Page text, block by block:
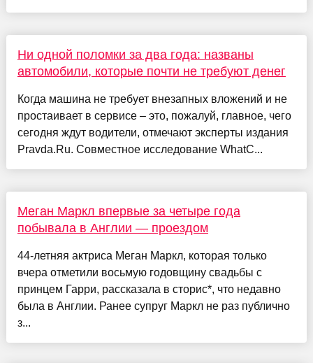
Ни одной поломки за два года: названы
автомобили, которые почти не требуют денег
Когда машина не требует внезапных вложений и не
простаивает в сервисе – это, пожалуй, главное, чего
сегодня ждут водители, отмечают эксперты издания
Pravda.Ru. Совместное исследование WhatC...
Меган Маркл впервые за четыре года
побывала в Англии — проездом
44-летняя актриса Меган Маркл, которая только
вчера отметили восьмую годовщину свадьбы с
принцем Гарри, рассказала в сторис*, что недавно
была в Англии. Ранее супруг Маркл не раз публично
з...